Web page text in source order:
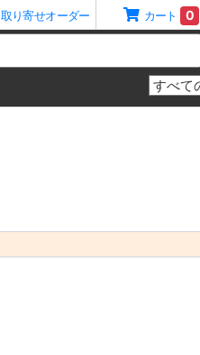
取り寄せオーダー カート 0